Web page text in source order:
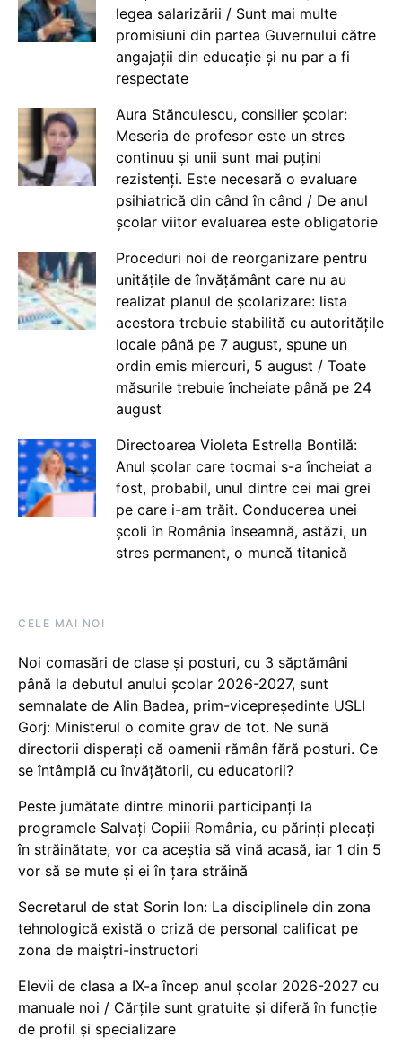
legea salarizării / Sunt mai multe
promisiuni din partea Guvernului către
angajații din educație și nu par a fi
respectate
Aura Stănculescu, consilier școlar:
Meseria de profesor este un stres
continuu și unii sunt mai puțini
rezistenți. Este necesară o evaluare
psihiatrică din când în când / De anul
școlar viitor evaluarea este obligatorie
Proceduri noi de reorganizare pentru
unitățile de învățământ care nu au
realizat planul de școlarizare: lista
acestora trebuie stabilită cu autoritățile
locale până pe 7 august, spune un
ordin emis miercuri, 5 august / Toate
măsurile trebuie încheiate până pe 24
august
Directoarea Violeta Estrella Bontilă:
Anul școlar care tocmai s-a încheiat a
fost, probabil, unul dintre cei mai grei
pe care i-am trăit. Conducerea unei
școli în România înseamnă, astăzi, un
stres permanent, o muncă titanică
CELE MAI NOI
Noi comasări de clase și posturi, cu 3 săptămâni
până la debutul anului școlar 2026-2027, sunt
semnalate de Alin Badea, prim-vicepreședinte USLI
Gorj: Ministerul o comite grav de tot. Ne sună
directorii disperați că oamenii rămân fără posturi. Ce
se întâmplă cu învățătorii, cu educatorii?
Peste jumătate dintre minorii participanți la
programele Salvați Copiii România, cu părinți plecați
în străinătate, vor ca aceștia să vină acasă, iar 1 din 5
vor să se mute și ei în țara străină
Secretarul de stat Sorin Ion: La disciplinele din zona
tehnologică există o criză de personal calificat pe
zona de maiștri-instructori
Elevii de clasa a IX-a încep anul școlar 2026-2027 cu
manuale noi / Cărțile sunt gratuite și diferă în funcție
de profil și specializare